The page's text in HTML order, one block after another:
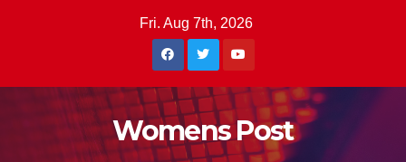
Fri. Aug 7th, 2026
Womens Post